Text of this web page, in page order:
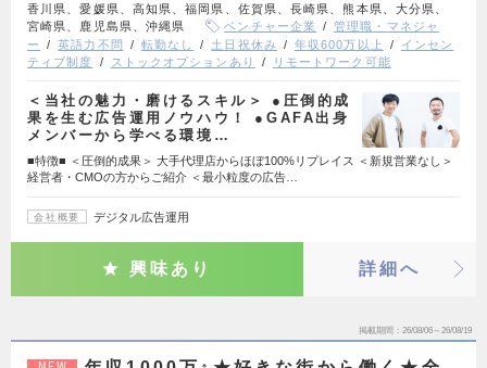
香川県、愛媛県、高知県、福岡県、佐賀県、長崎県、熊本県、大分県、
宮崎県、鹿児島県、沖縄県
ベンチャー企業
管理職・マネジャ
ー
英語力不問 転勤なし 土日祝休み 年収600万以上
インセン
ティブ制度
ストックオプションあり リモートワーク可能
＜当社の魅力・磨けるスキル＞ ●圧倒的成
果を生む広告運用ノウハウ！ ●GAFA出身
メンバーから学べる環境…
■特徴■ ＜圧倒的成果＞ 大手代理店からほぼ100%リプレイス ＜新規営業なし＞
経営者・CMOの方からご紹介 ＜最小粒度の広告…
会社概要 デジタル広告運用
興味あり 詳細へ
掲載期間 26/08/06～26/08/19